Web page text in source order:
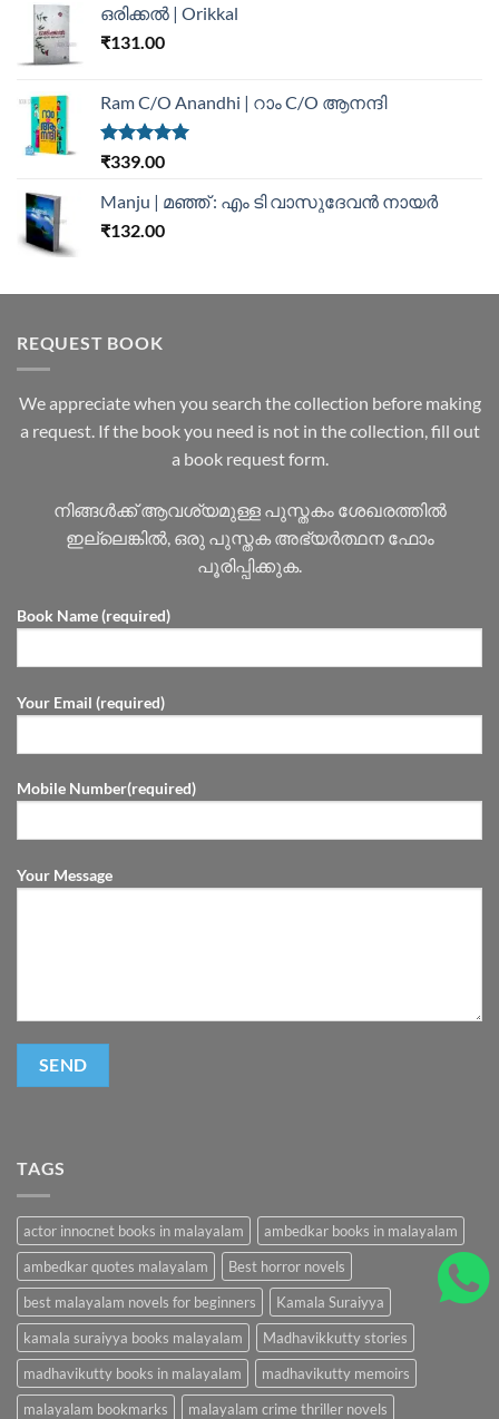
ഒരിക്കൽ | Orikkal
₹131.00
Ram C/O Anandhi | റാം C/O ആനന്ദി
Rated5.00
₹339.00
Manju | മഞ്ഞ് : എം ടി വാസുദേവന്‍ നായര്‍
₹132.00
REQUEST BOOK
We appreciate when you search the collection before making
a request. If the book you need is not in the collection, fill out
a book request form.
നിങ്ങൾക്ക് ആവശ്യമുള്ള പുസ്തകം ശേഖരത്തിൽ
ഇല്ലെങ്കിൽ, ഒരു പുസ്തക അഭ്യർത്ഥന ഫോം
പൂരിപ്പിക്കുക.
Book Name (required)
Your Email (required)
Mobile Number(required)
Your Message
TAGS
actor innocnet books in malayalam
ambedkar books in malayalam
ambedkar quotes malayalam
Best horror novels
best malayalam novels for beginners
Kamala Suraiyya
kamala suraiyya books malayalam
Madhavikkutty stories
madhavikutty books in malayalam
madhavikutty memoirs
malayalam bookmarks
malayalam crime thriller novels